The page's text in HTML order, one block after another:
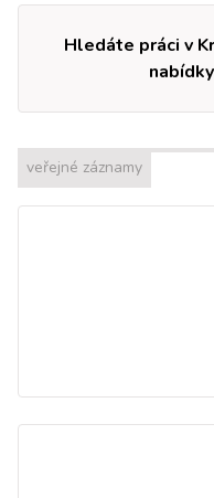
Hledáte práci v
veřejné záznamy